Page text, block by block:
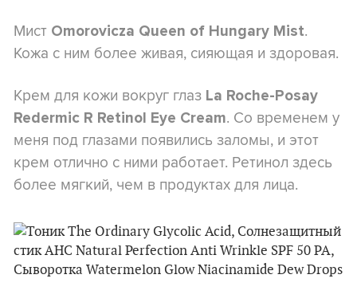
Мист Omorovicza Queen of Hungary Mist.
Кожа с ним более живая, сияющая и здоровая.
Крем для кожи вокруг глаз La Roche-Posay
Redermic R Retinol Eye Cream. Со временем у
меня под глазами появились заломы, и этот
крем отлично с ними работает. Ретинол здесь
более мягкий, чем в продуктах для лица.